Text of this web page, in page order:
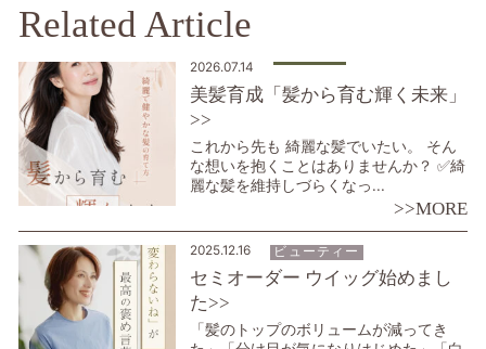
Related Article
2026.07.14
美髪育成「髪から育む輝く未来」
>>
これから先も 綺麗な髪でいたい。 そん
な想いを抱くことはありませんか？ ✅綺
麗な髪を維持しづらくなっ...
>>MORE
2025.12.16 ビューティー
セミオーダー ウイッグ始めまし
た>>
「髪のトップのボリュームが減ってき